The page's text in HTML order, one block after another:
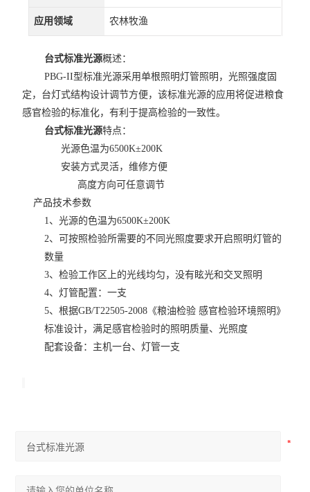
应用领域 农林牧渔
台式标准光源概述：
PBG-II型标准光源采用单根照明灯管照明，光照强度固
定，台灯式结构设计调节方便，该标准光源的应用将促进粮食
感官检验的标准化，有利于提高检验的一致性。
台式标准光源特点：
光源色温为6500K±200K
安装方式灵活，维修方便
高度方向可任意调节
产品技术参数
1、光源的色温为6500K±200K
2、可按照检验所需要的不同光照度要求开启照明灯管的
数量
3、检验工作区上的光线均匀，没有眩光和交叉照明
4、灯管配置：一支
5、根据GB/T22505-2008《粮油检验 感官检验环境照明》
标准设计，满足感官检验时的照明质量、光照度
配套设备：主机一台、灯管一支